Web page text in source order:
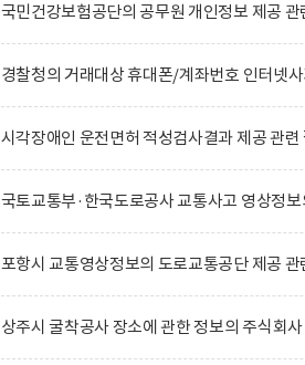
국민건강보험공단의 공무원 개인정보 제공 관
경찰청의 거래대상 휴대폰/계좌번호 인터넷
시각장애인 운전면허 적성검사결과 제공 관련
국토교통부·한국도로공사 교통사고 영상정
포항시 교통영상정보의 도로교통공단 제공 관
상주시 굴착공사 장소에 관한 정보의 주식회